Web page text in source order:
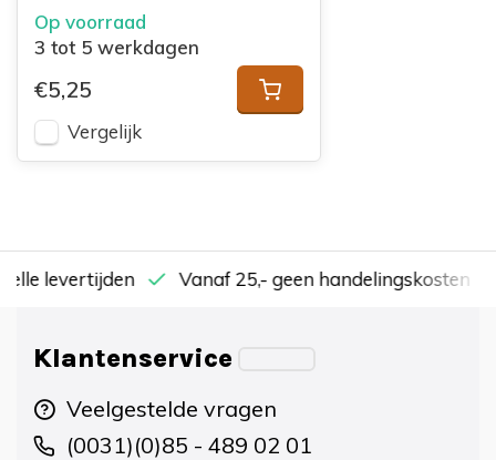
Op voorraad
3 tot 5 werkdagen
€5,25
Vergelijk
levertijden Vanaf 25,- geen handelingskosten
Klantenservice
Veelgestelde vragen
(0031)(0)85 - 489 02 01